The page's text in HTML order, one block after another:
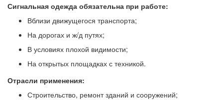
Сигнальная одежда обязательна при работе:
Вблизи движущегося транспорта;
На дорогах и ж/д путях;
В условиях плохой видимости;
На открытых площадках с техникой.
Отрасли применения:
Строительство, ремонт зданий и сооружений;